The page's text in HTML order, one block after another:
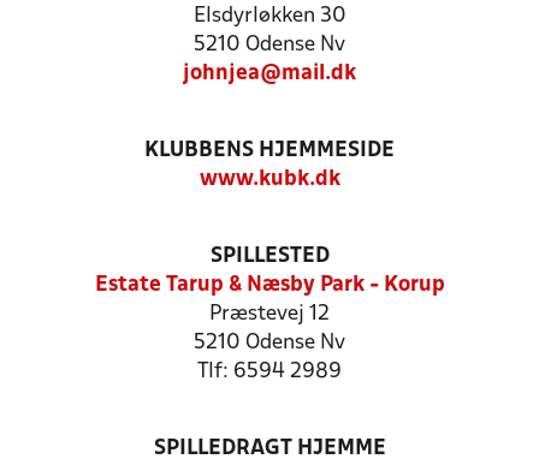
Elsdyrløkken 30
5210 Odense Nv
johnjea@mail.dk
KLUBBENS HJEMMESIDE
www.kubk.dk
SPILLESTED
Estate Tarup & Næsby Park - Korup
Præstevej 12
5210 Odense Nv
Tlf: 6594 2989
SPILLEDRAGT HJEMME